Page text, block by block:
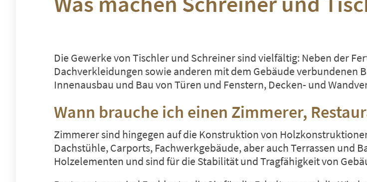
Die Gewerke von Tischler und Schreiner sind vielfältig: Neben der
Dachverkleidungen sowie anderen mit dem Gebäude verbundenen
Innenausbau und Bau von Türen und Fenstern, Decken- und
Wann brauche ich einen Zimmerer,
Zimmerer sind hingegen auf die Konstruktion von
Dachstühle,Carports, Fachwerkgebäude, aber auchTerrassen und
Holzelementen und sind für die Stabilität und Tragfähigkeit von